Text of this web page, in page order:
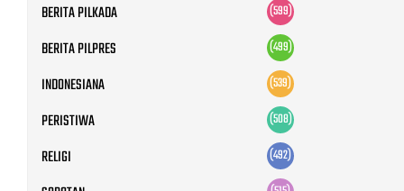
BERITA PILKADA (599)
BERITA PILPRES (499)
INDONESIANA (539)
PERISTIWA (508)
RELIGI (492)